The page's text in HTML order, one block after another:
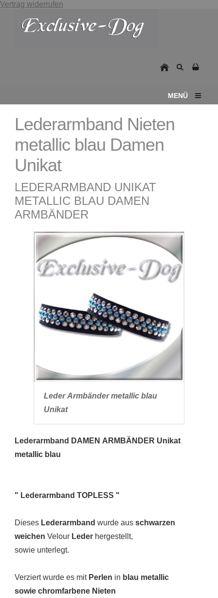
Vertrag widerrufen
MENÜ
Lederarmband Nieten
metallic blau Damen
Unikat
LEDERARMBAND UNIKAT
METALLIC BLAU DAMEN
ARMBÄNDER
Leder Armbänder metallic blau
Unikat
Lederarmband DAMEN ARMBÄNDER Unikat
metallic blau
" Lederarmband TOPLESS "
Dieses Lederarmband wurde aus schwarzen
weichen Velour Leder hergestellt,
sowie unterlegt.
Verziert wurde es mit Perlen in blau metallic
sowie chromfarbene Nieten